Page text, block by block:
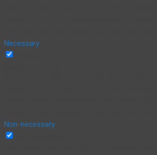
Necessary
Non-necessary